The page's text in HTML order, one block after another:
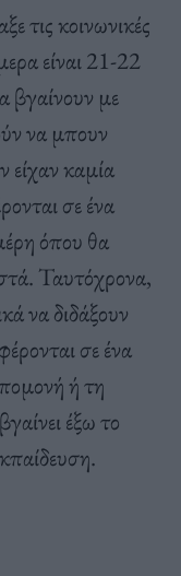
τις κοινωνικές
είναι 21-22
βγαίνουν με
να μπουν
είχαν καμία
σε ένα
όπου θα
Ταυτόχρονα,
να διδάξουν
σε ένα
ή τη
έξω το